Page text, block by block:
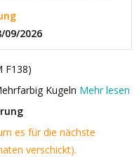
2026
F138)
Kugeln Mehr lesen
es für die nächste
verschickt).